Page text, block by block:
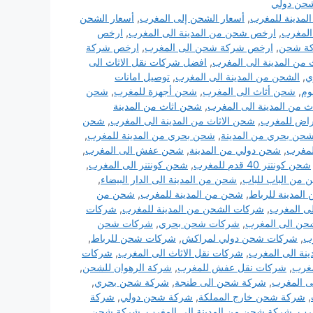
دولي
للمغرب, أسعار الشحن إلى المغرب, أسعار الشحن
, ارخص شحن من المدينة الى المغرب, ارخص
شحن, ارخص شركة شحن الى المغرب, ارخص شركة
من المدينة الى المغرب, افضل شركات نقل الاثاث الى
, الشحن من المدينة الى المغرب, توصيل امانات
, شحن أثاث الى المغرب, شحن أجهزة للمغرب, شحن
من المدينة الى المغرب, شحن اثاث من المدينة
للمغرب, شحن الاثاث من المدينة الى المغرب, شحن
شحن بحري من المدينة, شحن بحري من المدينة للمغرب,
, شحن دولي من المدينة, شحن عفش الى المغرب,
شحن كونتنر 40 قدم للمغرب , شحن كونتنر الى المغرب,
من الباب للباب, شحن من المدينة الى الدار البيضاء,
للرباط, شحن من المدينة للمغرب, شحن من
المغرب, شركات الشحن من المدينة للمغرب, شركات
الى المغرب, شركات شحن بحري, شركات شحن
, شركات شحن دولي لمراكش, شركات شحن للرباط,
الى المغرب, شركات نقل الاثاث الى المغرب, شركات
, شركات نقل عفش للمغرب, شركة الرهوان للشحن,
المغرب, شركة شحن الى طنجة, شركة شحن بحري,
, شركة شحن خارج المملكة, شركة شحن دولي, شركة